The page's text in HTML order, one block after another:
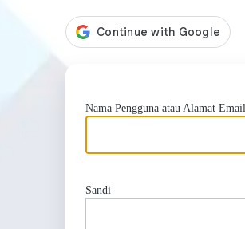
Nama Pengguna atau Alamat Email
Sandi